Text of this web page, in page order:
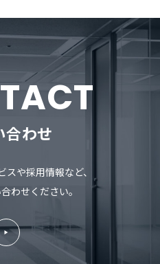
合わせ
や採用情報など、
わせください。